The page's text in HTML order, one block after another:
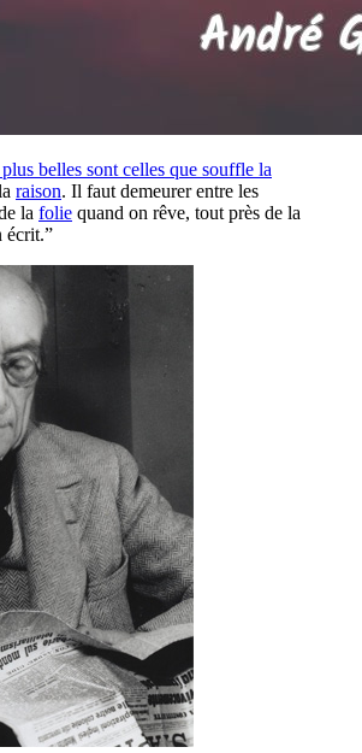
belles sont celles que souffle la
raison. Il faut demeurer entre les
la folie quand on rêve, tout près de la
écrit.”